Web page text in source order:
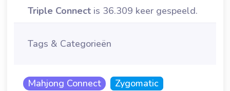
Triple Connect is 36.309 keer gespeeld.
Tags & Categorieën
Mahjong Connect
Zygomatic